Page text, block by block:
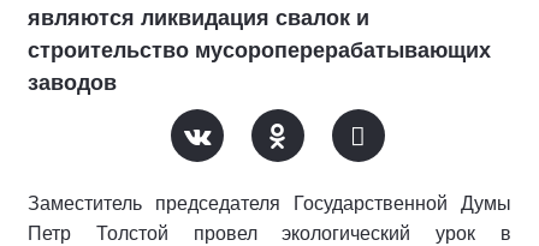
являются ликвидация свалок и
строительство мусороперерабатывающих
заводов
Заместитель председателя Государственной Думы
Петр Толстой провел экологический урок в